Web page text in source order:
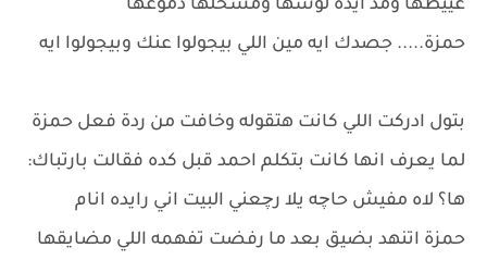
عييطها ومد ايده لوشها ومسحلها دموعها
حمزة..... جصدك ايه مين اللي بيجولوا عنك وبيجولوا ايه
بتول ادركت اللي كانت هتقوله وخافت من ردة فعل حمزة
لما يعرف انها كانت بتكلم احمد قبل كده فقالت بارتباك:
ها؟ لاه مفيش حاچه يلا رچعني البيت اني رايده انام
حمزة اتنهد بضيق بعد ما رفضت تفهمه اللي مضايقها